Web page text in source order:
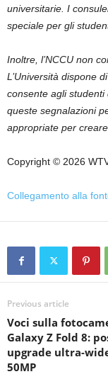
universitarie. I
speciale per gli
Inoltre, l’NCCU non
L’Università dispone
consente agli
queste segnalazioni
appropriate per
Copyright © 2026
Collegamento alla
Previous article
Voci sulla
Galaxy Z Fold 8:
upgrade ultra-
50MP